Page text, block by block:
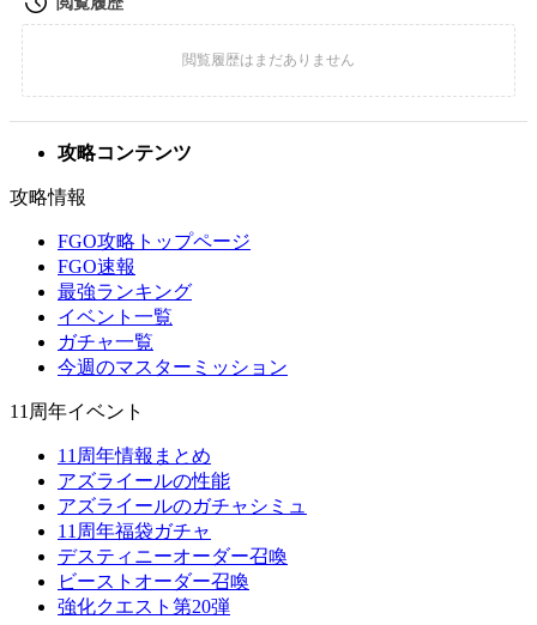
攻略コンテンツ
攻略情報
FGO攻略トップページ
FGO速報
最強ランキング
イベント一覧
ガチャ一覧
今週のマスターミッション
11周年イベント
11周年情報まとめ
アズライールの性能
アズライールのガチャシミュ
11周年福袋ガチャ
デスティニーオーダー召喚
ビーストオーダー召喚
強化クエスト第20弾